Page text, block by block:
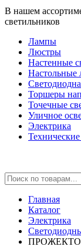
В нашем
светильников
Лампы
Люстры
Настенные
Настольные
Торшеры
Точечные
Уличное
Электрика
Главная
Каталог
Электрика
ПРОЖЕКТОР